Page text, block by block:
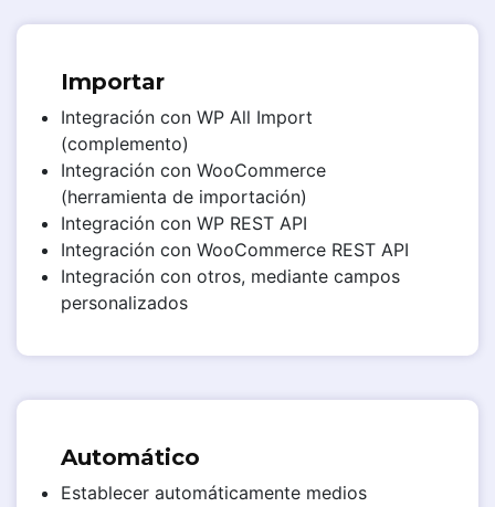
Importar
Integración con WP All Import
(complemento)
Integración con WooCommerce
(herramienta de importación)
Integración con WP REST API
Integración con WooCommerce REST API
Integración con otros, mediante campos
personalizados
Automático
Establecer automáticamente medios